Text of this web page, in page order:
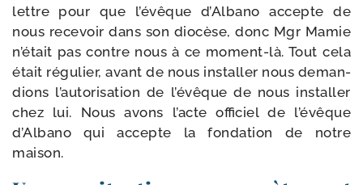
lettre pour que l’é­vêque d’Albano accepte de
nous rece­voir dans son dio­cèse, donc Mgr Mamie
n’é­tait pas contre nous à ce moment-​là. Tout cela
était régu­lier, avant de nous ins­tal­ler nous deman­
dions l’au­to­ri­sa­tion de l’é­vêque de nous ins­tal­ler
chez lui. Nous avons l’acte offi­ciel de l’é­vêque
d’Albano qui accepte la fon­da­tion de notre
maison.